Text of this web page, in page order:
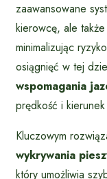
zaawansowane
kierowcę, ale
minimalizując
osiągnięć w tej
wspomagania
prędkość i
Kluczowym
wykrywania
który umożliwia